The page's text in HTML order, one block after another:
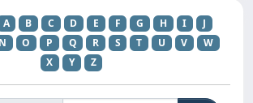
A B C D E F G H I
J
N O P Q R S T U V
W
X
Y Z